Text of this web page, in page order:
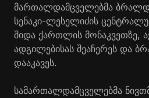
მარ­თალ­დამ­ცვე­ლებ­მა
სე­ნა­კი-ლე­სე­ლი­ძის
შიდა ქარ­თლის მო­ნაკ­ვეთ­ზე,
ად­გი­ლე­ბი­სას შე­ა­ჩე­რეს და
და­ა­კა­ვეს.
სა­მარ­თალ­დამ­ცვე­ლებ­მა